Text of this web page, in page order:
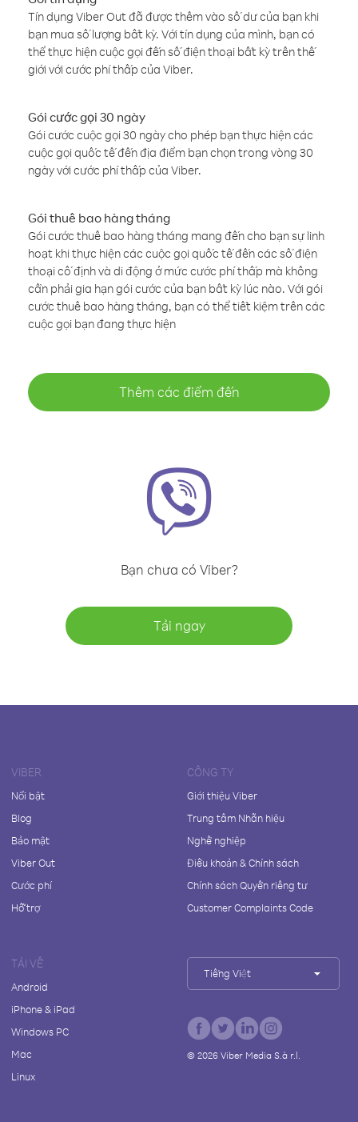
Tín dụng Viber Out đã được thêm vào số dư của bạn khi
bạn mua số lượng bất kỳ. Với tín dụng của mình, bạn có
thể thực hiện cuộc gọi đến số điện thoại bất kỳ trên thế
giới với cước phí thấp của Viber.
Gói cước gọi 30 ngày
Gói cước cuộc gọi 30 ngày cho phép bạn thực hiện các
cuộc gọi quốc tế đến địa điểm bạn chọn trong vòng 30
ngày với cước phí thấp của Viber.
Gói thuê bao hàng tháng
Gói cước thuê bao hàng tháng mang đến cho bạn sự linh
hoạt khi thực hiện các cuộc gọi quốc tế đến các số điện
thoại cố định và di động ở mức cước phí thấp mà không
cần phải gia hạn gói cước của bạn bất kỳ lúc nào. Với gói
cước thuê bao hàng tháng, bạn có thể tiết kiệm trên các
cuộc gọi bạn đang thực hiện
Thêm các điểm đến
Bạn chưa có Viber?
Tải ngay
VIBER
Nổi bật
Blog
Bảo mật
Viber Out
Cước phí
Hỗ trợ
CÔNG TY
Giới thiệu Viber
Trung tâm Nhãn hiệu
Nghề nghiệp
Điều khoản & Chính sách
Chính sách Quyền riêng tư
Customer Complaints Code
TẢI VỀ
Android
iPhone & iPad
Windows PC
Mac
Linux
Tiếng Việt
© 2026Viber Media S.à r.l.